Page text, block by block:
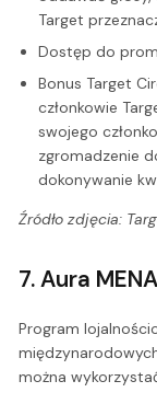
Target
Dostęp do
Bonus Target
członkowie
swojego
zgromadzenie
dokonywanie
Źródło zdjęcia:
7. Aura MENA
Program
można